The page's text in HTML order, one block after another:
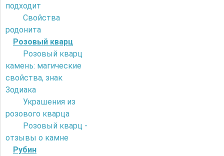
подходит
Свойства
родонита
Розовый кварц
Розовый кварц
камень: магические
свойства, знак
Зодиака
Украшения из
розового кварца
Розовый кварц -
отзывы о камне
Рубин